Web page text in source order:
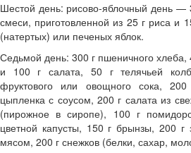
Шестой день: рисово-яблочный день —
смеси, приготовленной из 25 г риса и
(натертых) или печеных яблок.
Седьмой день: 300 г пшеничного хлеба,
и 100 г салата, 50 г телячьей
фруктового или овощного сока,
цыпленка с соусом, 200 г салата из
(пирожное в сиропе), 100 г
цветной капусты, 150 г брынзы, 200 г
мясом, 200 г снежков (белки, сахар,